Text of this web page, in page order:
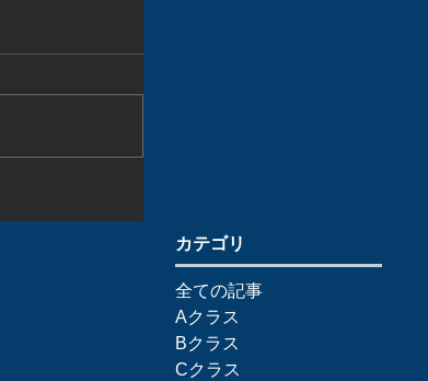
​カテゴリ
全ての記事
Aクラス
Bクラス
Cクラス